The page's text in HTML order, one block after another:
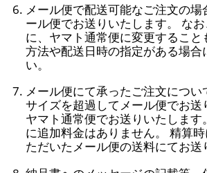
メール便で配送可能なご注文の場
ール便でお送りいたします。 な
に、ヤマト通常便に変更すること
方法や配送日時の指定がある場合
い。
メール便にて承ったご注文につい
サイズを超過してメール便でお送
ヤマト通常便でお送りいたします
に追加料金はありません。 精算
ただいたメール便の送料にてお送